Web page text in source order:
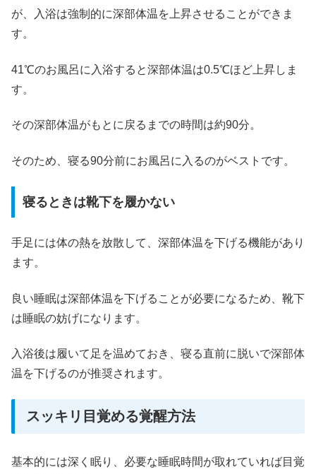
が、入浴は強制的に深部体温を上昇させることができま
す。
41℃のお風呂に入浴すると深部体温は0.5℃ほど上昇しま
す。
その深部体温がもとに戻るまでの時間は約90分。
そのため、寝る90分前にお風呂に入るのがベストです。
寝るときは靴下を履かない
手足には体の熱を放散して、深部体温を下げる機能があり
ます。
良い睡眠は深部体温を下げることが必要になるため、靴下
は睡眠の妨げになります。
入浴後は履いて足を温めておき、寝る直前に脱いで深部体
温を下げるのが推奨されます。
スッキリ目覚める覚醒方法
基本的には深く眠り、必要な睡眠時間が取れていれば目覚